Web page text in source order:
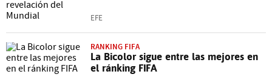
EFE
RANKING FIFA
La Bicolor sigue entre las mejores en
el ránking FIFA